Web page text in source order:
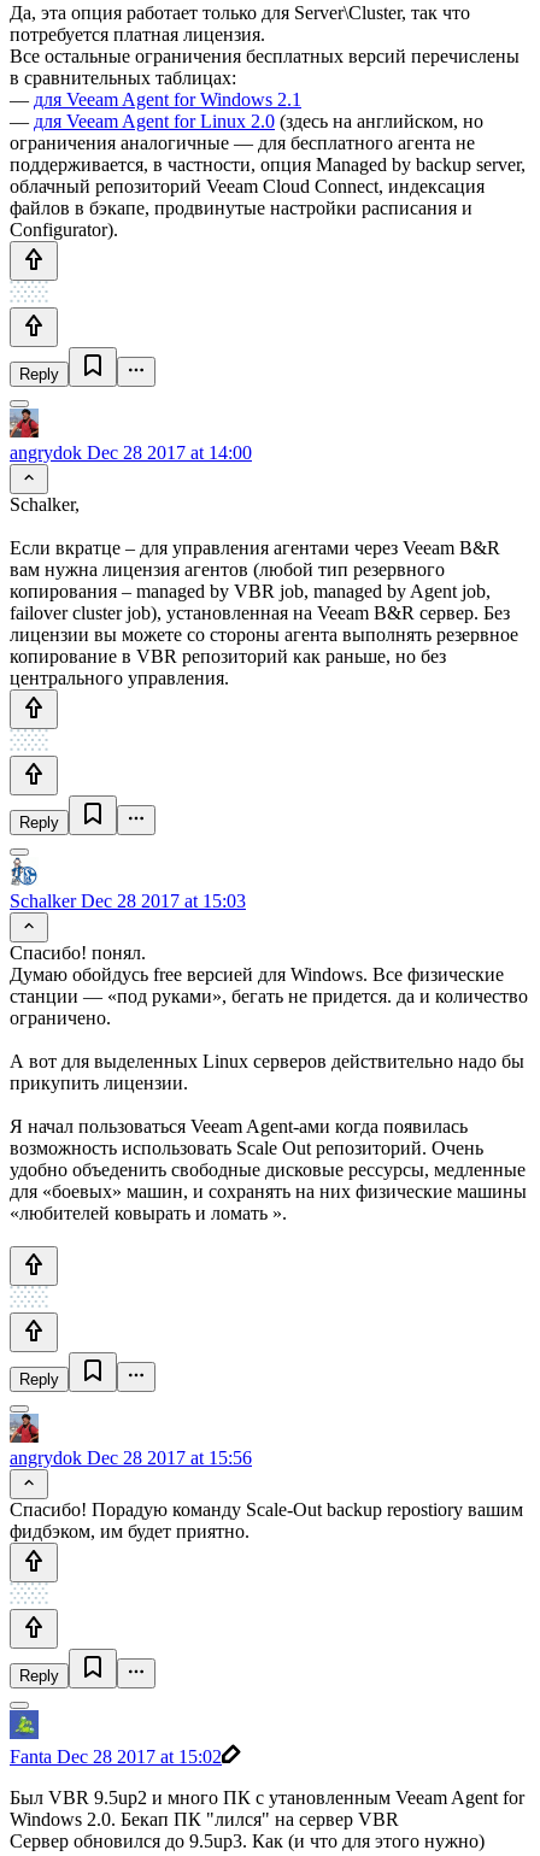
Да, эта опция работает только для Server\Cluster, так что
потребуется платная лицензия.
Все остальные ограничения бесплатных версий перечислены
в сравнительных таблицах:
— для Veeam Agent for Windows 2.1
— для Veeam Agent for Linux 2.0 (здесь на английском, но
ограничения аналогичные — для бесплатного агента не
поддерживается, в частности, опция Managed by backup server,
облачный репозиторий Veeam Cloud Connect, индексация
файлов в бэкапе, продвинутые настройки расписания и
Configurator).
Reply
angrydok Dec 28 2017 at 14:00
Schalker,
Если вкратце – для управления агентами через Veeam B&R
вам нужна лицензия агентов (любой тип резервного
копирования – managed by VBR job, managed by Agent job,
failover cluster job), установленная на Veeam B&R сервер. Без
лицензии вы можете со стороны агента выполнять резервное
копирование в VBR репозиторий как раньше, но без
центрального управления.
Reply
SchalkerDec 28 2017 at 15:03
Спасибо! понял.
Думаю обойдусь free версией для Windows. Все физические
станции — «под руками», бегать не придется. да и количество
ограничено.
А вот для выделенных Linux серверов действительно надо бы
прикупить лицензии.
Я начал пользоваться Veeam Agent-ами когда появилась
возможность использовать Scale Out репозиторий. Очень
удобно объеденить свободные дисковые рессурсы, медленные
для «боевых» машин, и сохранять на них физические машины
«любителей ковырать и ломать ».
Reply
angrydok Dec 28 2017 at 15:56
Спасибо! Порадую команду Scale-Out backup repostiory вашим
фидбэком, им будет приятно.
Reply
Fanta Dec 28 2017 at 15:02
Был VBR 9.5up2 и много ПК с утановленным Veeam Agent for
Windows 2.0. Бекап ПК "лился" на сервер VBR
Сервер обновился до 9.5up3. Как (и что для этого нужно)